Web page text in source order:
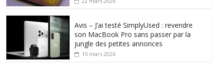
Avis – J’ai testé SimplyUsed : revendre
son MacBook Pro sans passer par la
jungle des petites annonces
15 mars 2026